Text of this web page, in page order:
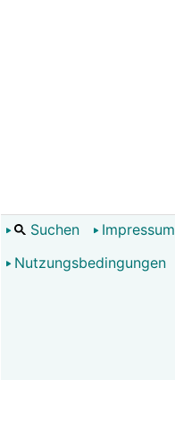
Suchen Impressum
Nutzungsbedingungen